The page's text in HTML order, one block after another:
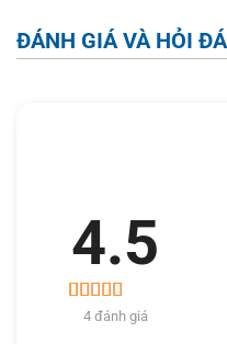
ĐÁNH GIÁ VÀ HỎI
4.5
4.54 đánh giá